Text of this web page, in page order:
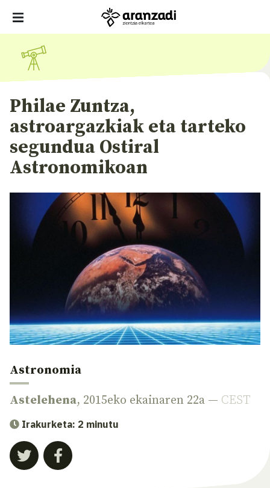
Philae Zuntza,
astroargazkiak eta tarteko
segundua Ostiral
Astronomikoan
Astronomia
Astelehena, 2015eko ekainaren 22a — CEST
Irakurketa: 2 minutu